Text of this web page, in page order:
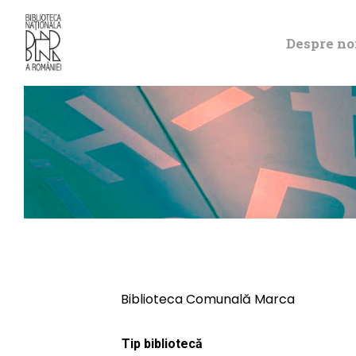
Despre
Biblioteca Comunală Marca
Tip bibliotecă